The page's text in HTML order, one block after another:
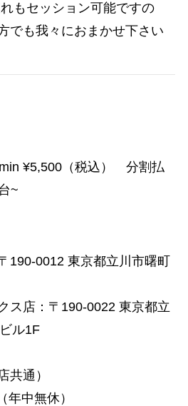
もセッション可能ですの
でも我々におまかせ下さい
¥5,500（税込） 分割払
~
190-0012 東京都立川市曙町
ス店： 〒190-0022 東京都立
ル1F
共通）
年中無休）